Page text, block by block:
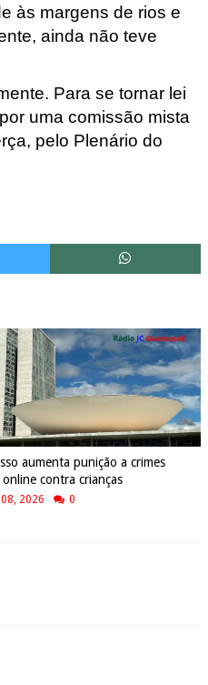
às margens de rios e
ainda não teve
Para se tornar lei
uma comissão mista
pelo Plenário do
aumenta punição a crimes
online contra crianças
08, 2026 0